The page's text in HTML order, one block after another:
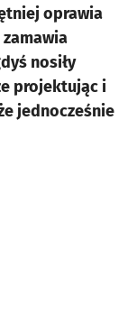
oprawia
nosiły
projektując i
jednocześnie